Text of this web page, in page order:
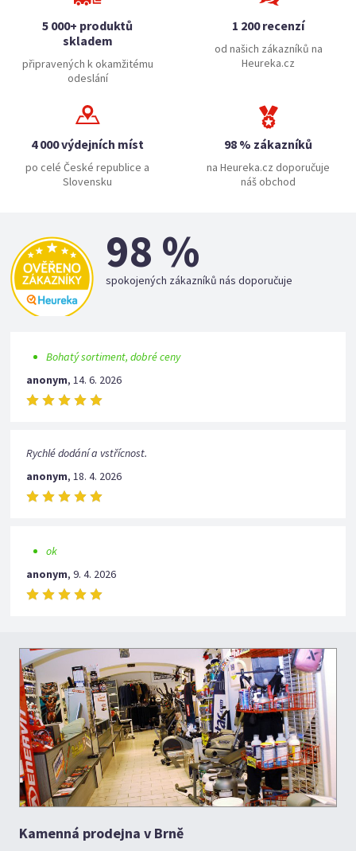
5 000+ produktů
skladem
připravených k okamžitému
odeslání
1 200 recenzí
od našich zákazníků na
Heureka.cz
4 000 výdejních míst
po celé České republice a
Slovensku
98 % zákazníků
na Heureka.cz doporučuje
náš obchod
98 %
spokojených zákazníků nás doporučuje
Bohatý sortiment, dobré ceny
anonym,14. 6. 2026
Rychlé dodání a vstřícnost.
anonym,18. 4. 2026
ok
anonym,9. 4. 2026
Kamenná prodejna v Brně